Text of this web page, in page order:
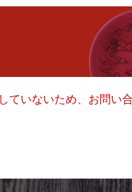
ていないため、お問い